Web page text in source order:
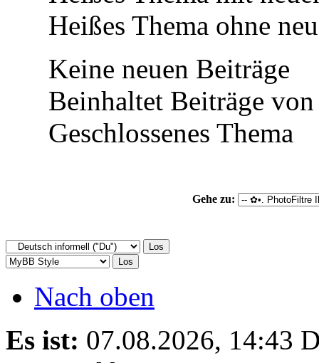
Heißes Thema ohne
Keine neuen Beiträge
Beinhaltet Beiträge
Geschlossenes Thema
Gehe zu:
Nach oben
Es ist: 07.08.2026, 14:43